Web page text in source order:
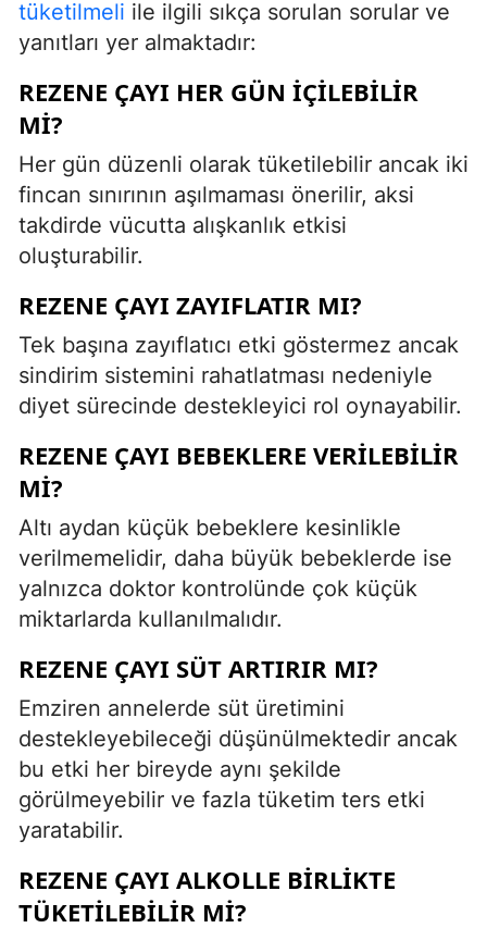
tüketilmeli ile ilgili sıkça sorulan sorular ve
yanıtları yer almaktadır:
REZENE ÇAYI HER GÜN İÇILEBILIR
MI?
Her gün düzenli olarak tüketilebilir ancak iki
fincan sınırının aşılmaması önerilir, aksi
takdirde vücutta alışkanlık etkisi
oluşturabilir.
REZENE ÇAYI ZAYIFLATIR MI?
Tek başına zayıflatıcı etki göstermez ancak
sindirim sistemini rahatlatması nedeniyle
diyet sürecinde destekleyici rol oynayabilir.
REZENE ÇAYI BEBEKLERE VERILEBILIR
MI?
Altı aydan küçük bebeklere kesinlikle
verilmemelidir, daha büyük bebeklerde ise
yalnızca doktor kontrolünde çok küçük
miktarlarda kullanılmalıdır.
REZENE ÇAYI SÜT ARTIRIR MI?
Emziren annelerde süt üretimini
destekleyebileceği düşünülmektedir ancak
bu etki her bireyde aynı şekilde
görülmeyebilir ve fazla tüketim ters etki
yaratabilir.
REZENE ÇAYI ALKOLLE BIRLIKTE
TÜKETILEBILIR MI?